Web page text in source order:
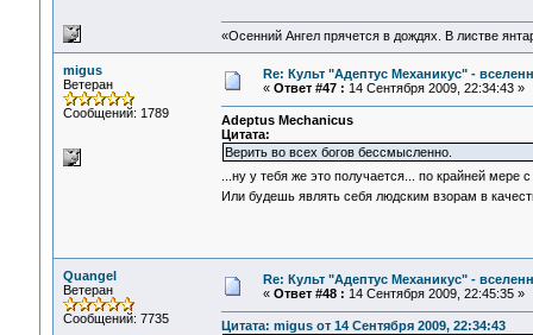
«Осенний Ангел прячется в дождях. В листве
migus
Ветеран
Сообщений: 1789
Re: Культ "Адептус Механикус" -
« Ответ #47 : 14 Сентября 2009, 22:34:43 »
Adeptus Mechanicus
Цитата:
Верить во всех богов бессмысленно.
...ну у тебя же это получается... по крайней мере
Или будешь являть себя людским взорам в
Quangel
Ветеран
Сообщений: 7735
Re: Культ "Адептус Механикус" -
« Ответ #48 : 14 Сентября 2009, 22:45:35 »
Цитата: migus от 14 Сентября 2009, 22:34:43